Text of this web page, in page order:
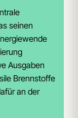
seinen
Ausgaben
Brennstoffe
an der